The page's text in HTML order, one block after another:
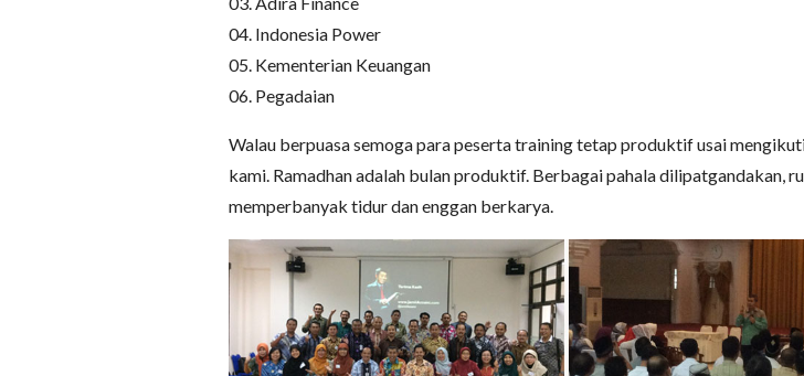
04. Indonesia Power
05. Kementerian Keuangan
06. Pegadaian
Walau berpuasa semoga para peserta training tetap produktif usai
kami. Ramadhan adalah bulan produktif. Berbagai pahala dilipatgandakan,
memperbanyak tidur dan enggan berkarya.